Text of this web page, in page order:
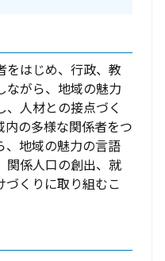
をはじめ、行政、教
ながら、地域の魅力
人材との接点づく
内の多様な関係者をつ
、地域の魅力の言語
関係人口の創出、就
くりに取り組むこ